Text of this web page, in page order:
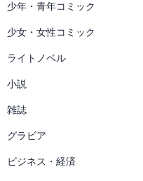
少年・青年コミック
少女・女性コミック
ライトノベル
小説
雑誌
グラビア
ビジネス・経済